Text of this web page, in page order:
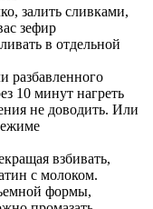
залить сливками,
зефир
в отдельной
разбавленного
10 минут нагреть
не доводить. Или
взбивать,
с молоком.
формы,